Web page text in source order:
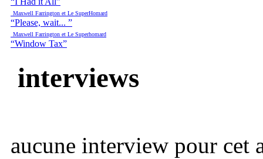
Maxwell Farrington et Le SuperHomard
“Please, wait... ”
Maxwell Farrington et Le Superhomard
“Window Tax”
interviews
aucune interview pour cet